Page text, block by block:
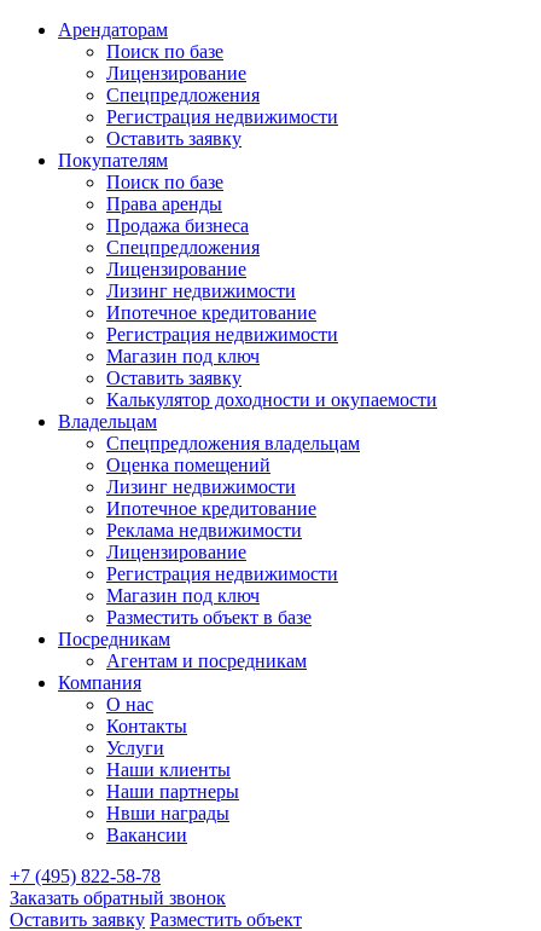
Арендаторам
Поиск по базе
Лицензирование
Спецпредложения
Регистрация недвижимости
Оставить заявку
Покупателям
Поиск по базе
Права аренды
Продажа бизнеса
Спецпредложения
Лицензирование
Лизинг недвижимости
Ипотечное кредитование
Регистрация недвижимости
Магазин под ключ
Оставить заявку
Калькулятор доходности и окупаемости
Владельцам
Спецпредложения владельцам
Оценка помещений
Лизинг недвижимости
Ипотечное кредитование
Реклама недвижимости
Лицензирование
Регистрация недвижимости
Магазин под ключ
Разместить объект в базе
Посредникам
Агентам и посредникам
Компания
О нас
Контакты
Услуги
Наши клиенты
Наши партнеры
Нвши награды
Вакансии
+7 (495) 822-58-78
Заказать обратный звонок
Оставить заявку Разместить объект